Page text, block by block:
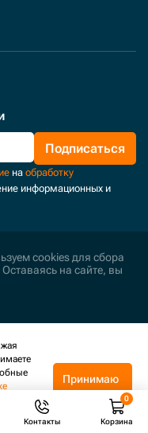
Подписаться
на обработку
информационных и
cookies для сбора
на сайте, вы
Контакты Корзина
Принимаю